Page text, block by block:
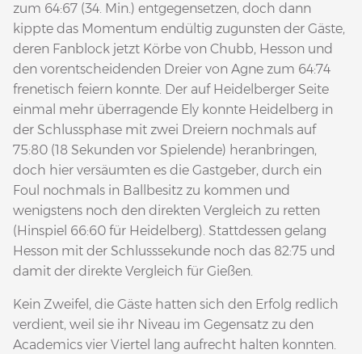
zum 64:67 (34. Min.) entgegensetzen, doch dann
kippte das Momentum endültig zugunsten der Gäste,
deren Fanblock jetzt Körbe von Chubb, Hesson und
den vorentscheidenden Dreier von Agne zum 64:74
frenetisch feiern konnte. Der auf Heidelberger Seite
einmal mehr überragende Ely konnte Heidelberg in
der Schlussphase mit zwei Dreiern nochmals auf
75:80 (18 Sekunden vor Spielende) heranbringen,
doch hier versäumten es die Gastgeber, durch ein
Foul nochmals in Ballbesitz zu kommen und
wenigstens noch den direkten Vergleich zu retten
(Hinspiel 66:60 für Heidelberg). Stattdessen gelang
Hesson mit der Schlusssekunde noch das 82:75 und
damit der direkte Vergleich für Gießen.
Kein Zweifel, die Gäste hatten sich den Erfolg redlich
verdient, weil sie ihr Niveau im Gegensatz zu den
Academics vier Viertel lang aufrecht halten konnten.